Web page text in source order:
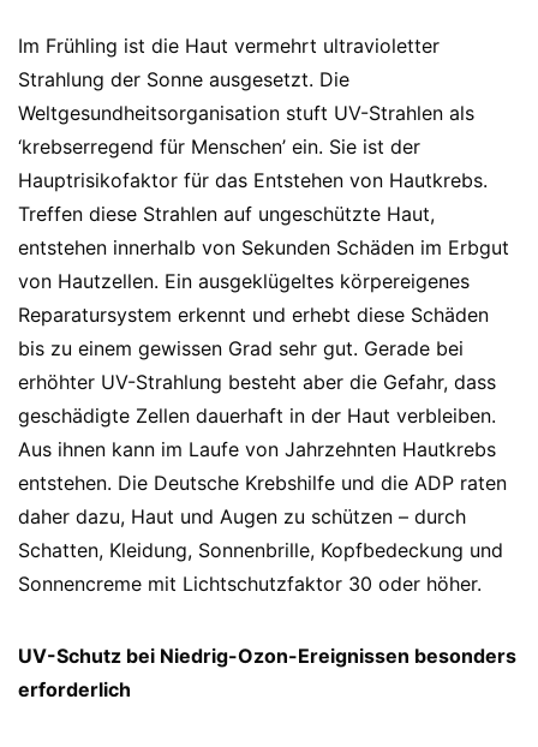
Im Frühling ist die Haut vermehrt ultravioletter
Strahlung der Sonne ausgesetzt. Die
Weltgesundheitsorganisation stuft UV-Strahlen als
‘krebserregend für Menschen’ ein. Sie ist der
Hauptrisikofaktor für das Entstehen von Hautkrebs.
Treffen diese Strahlen auf ungeschützte Haut,
entstehen innerhalb von Sekunden Schäden im Erbgut
von Hautzellen. Ein ausgeklügeltes körpereigenes
Reparatursystem erkennt und erhebt diese Schäden
bis zu einem gewissen Grad sehr gut. Gerade bei
erhöhter UV-Strahlung besteht aber die Gefahr, dass
geschädigte Zellen dauerhaft in der Haut verbleiben.
Aus ihnen kann im Laufe von Jahrzehnten Hautkrebs
entstehen. Die Deutsche Krebshilfe und die ADP raten
daher dazu, Haut und Augen zu schützen – durch
Schatten, Kleidung, Sonnenbrille, Kopfbedeckung und
Sonnencreme mit Lichtschutzfaktor 30 oder höher.
UV-Schutz bei Niedrig-Ozon-Ereignissen besonders
erforderlich